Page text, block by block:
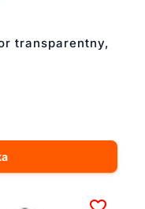
transparentny,